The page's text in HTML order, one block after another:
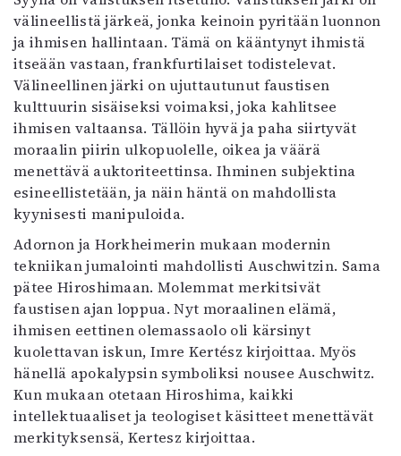
välineellistä järkeä, jonka keinoin pyritään luonnon
ja ihmisen hallintaan. Tämä on kääntynyt ihmistä
itseään vastaan, frankfurtilaiset todistelevat.
Välineellinen järki on ujuttautunut faustisen
kulttuurin sisäiseksi voimaksi, joka kahlitsee
ihmisen valtaansa. Tällöin hyvä ja paha siirtyvät
moraalin piirin ulkopuolelle, oikea ja väärä
menettävä auktoriteettinsa. Ihminen subjektina
esineellistetään, ja näin häntä on mahdollista
kyynisesti manipuloida.
Adornon ja Horkheimerin mukaan modernin
tekniikan jumalointi mahdollisti Auschwitzin. Sama
pätee Hiroshimaan. Molemmat merkitsivät
faustisen ajan loppua. Nyt moraalinen elämä,
ihmisen eettinen olemassaolo oli kärsinyt
kuolettavan iskun, Imre Kertész kirjoittaa. Myös
hänellä apokalypsin symboliksi nousee Auschwitz.
Kun mukaan otetaan Hiroshima, kaikki
intellektuaaliset ja teologiset käsitteet menettävät
merkityksensä, Kertesz kirjoittaa.